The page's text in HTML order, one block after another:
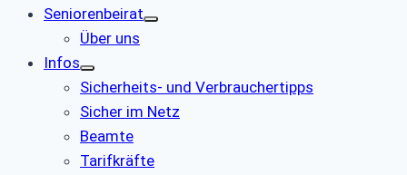
Seniorenbeirat
Über uns
Infos
Sicherheits- und Verbrauchertipps
Sicher im Netz
Beamte
Tarifkräfte